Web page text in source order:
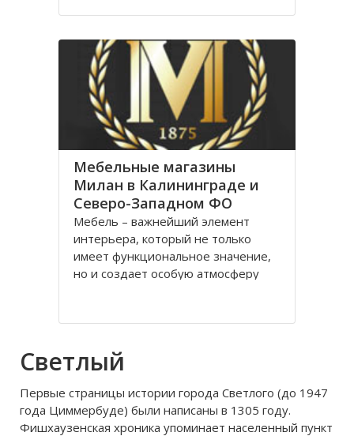
восемь магазинов, но компания не
желает останавливаться на
достигнутом уровне и продолжает
расширяться.
Магазины Шиндорадо в
Калининграде предлагают своим
Мебельные магазины
Милан в Калининграде и
Северо-Западном ФО
Мебель – важнейший элемент
интерьера, который не только
имеет функциональное значение,
но и создает особую атмосферу
зачастую сопровождается
специализированным салонам в
варианта
Светлый
Первые страницы истории города Светлого (до 1947
года Циммербуде) были написаны в 1305 году.
Фишхаузенская хроника упоминает населенный пункт